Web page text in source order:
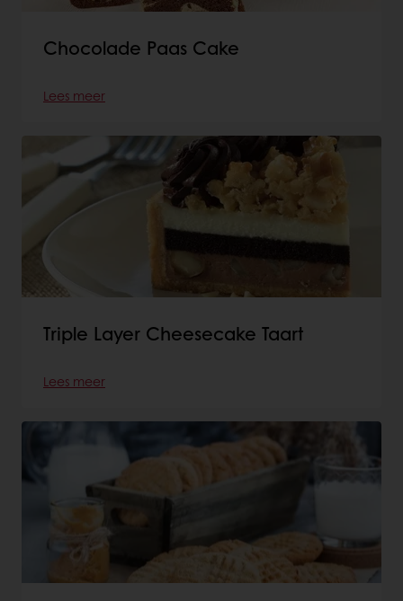
Chocolade Paas Cake
Lees meer
Triple Layer Cheesecake Taart
Lees meer